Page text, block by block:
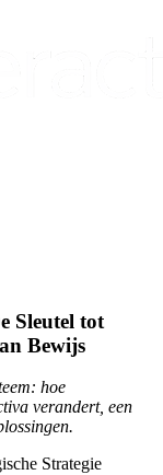
Sleutel tot
Bewijs
hoe
verandert, een
Strategie